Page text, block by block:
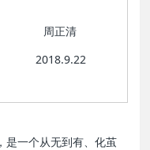
周正清
2018.9.22
是一个从无到有、化茧